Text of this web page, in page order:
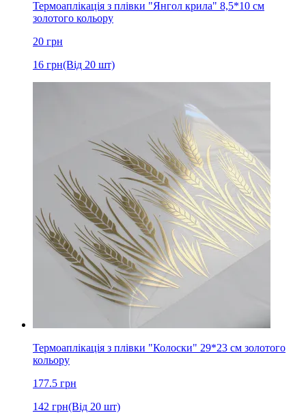
Термоаплікація з плівки "Янгол крила" 8,5*10 см
золотого кольору
20 грн
16 грн(Від 20 шт)
Термоаплікація з плівки "Колоски" 29*23 см золотого
кольору
177.5 грн
142 грн(Від 20 шт)